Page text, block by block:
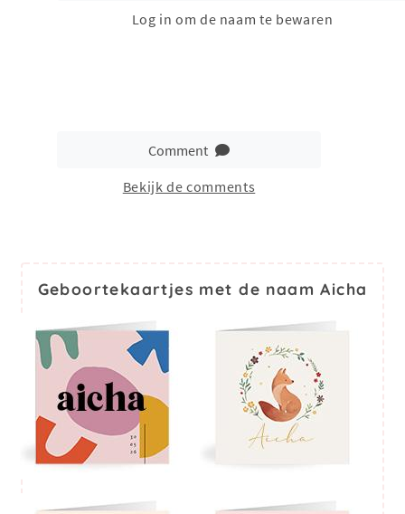
Log in om de naam te bewaren
Comment
Bekijk de comments
Geboortekaartjes met de naam Aicha